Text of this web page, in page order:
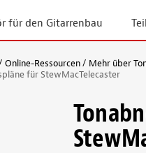
für den Gitarrenbau
Online-Ressourcen Mehr über
für StewMacTelecaster